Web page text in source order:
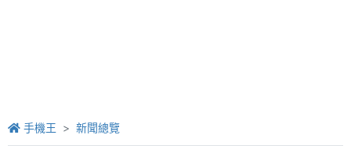
手機王 新聞總覽